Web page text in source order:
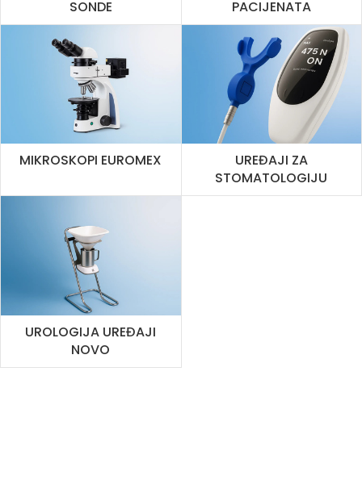
SONDE
PACIJENATA
MIKROSKOPI EUROMEX
UREĐAJI ZA
STOMATOLOGIJU
UROLOGIJA UREĐAJI
NOVO